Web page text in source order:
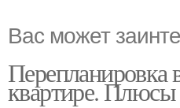
Вас может
Перепланировка
квартире.